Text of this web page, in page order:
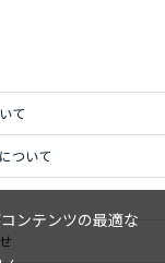
て
ついて
ンテンツの最適な